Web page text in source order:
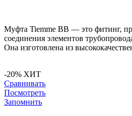
Муфта Tiemme ВВ — это фитинг,
соединения элементов
Она изготовлена из
-20% ХИТ
Сравнивать
Посмотреть
Запомнить